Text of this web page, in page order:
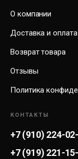
О компании
Доставка и оплата
Возврат товара
Отзывы
Политика
КОНТАКТЫ
+7 (910) 224-
+7 (919) 221-